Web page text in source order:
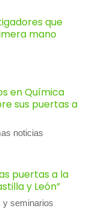
que
mano
en Química
sus puertas a
noticias
puertas a la
y León”
y seminarios